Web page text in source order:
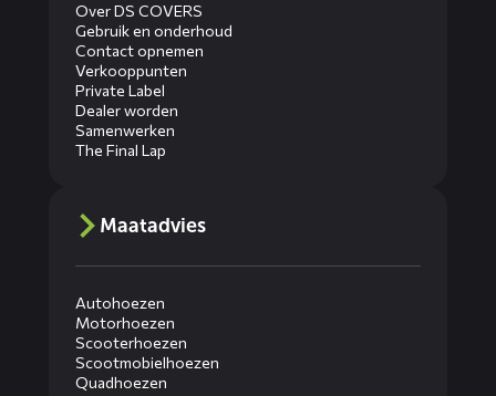
Over DS COVERS
Gebruik en onderhoud
Contact opnemen
Verkooppunten
Private Label
Dealer worden
Samenwerken
The Final Lap
Maatadvies
Autohoezen
Motorhoezen
Scooterhoezen
Scootmobielhoezen
Quadhoezen